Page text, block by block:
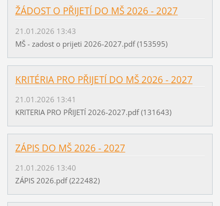
ŽÁDOST O PŘIJETÍ DO MŠ 2026 - 2027
21.01.2026 13:43
MŠ - zadost o prijeti 2026-2027.pdf (153595)
KRITÉRIA PRO PŘIJETÍ DO MŠ 2026 - 2027
21.01.2026 13:41
KRITERIA PRO PŘIJETÍ 2026-2027.pdf (131643)
ZÁPIS DO MŠ 2026 - 2027
21.01.2026 13:40
ZÁPIS 2026.pdf (222482)